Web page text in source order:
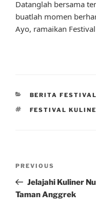
Datanglah bersama
buatlah momen
Ayo, ramaikan
CATEGORIES
BERITA FESTIVAL
TAGS
FESTIVAL
Previous
Post
PREVIOUS
Jelajahi Kuliner
Taman Anggrek